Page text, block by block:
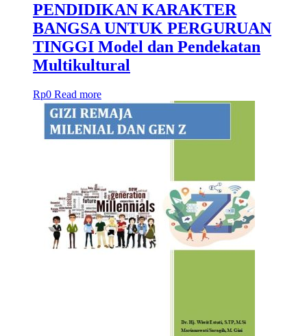
PENDIDIKAN KARAKTER
BANGSA UNTUK PERGURUAN
TINGGI Model dan Pendekatan
Multikultural
Rp0 Read more